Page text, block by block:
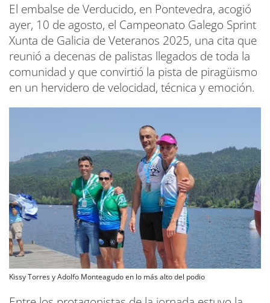
El embalse de Verducido, en Pontevedra, acogió
ayer, 10 de agosto, el Campeonato Galego Sprint
Xunta de Galicia de Veteranos 2025, una cita que
reunió a decenas de palistas llegados de toda la
comunidad y que convirtió la pista de piragüismo
en un hervidero de velocidad, técnica y emoción.
Kissy Torres y Adolfo Monteagudo en lo más alto del podio